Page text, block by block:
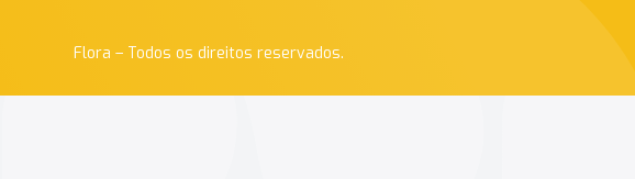
Flora – Todos os direitos reservados.